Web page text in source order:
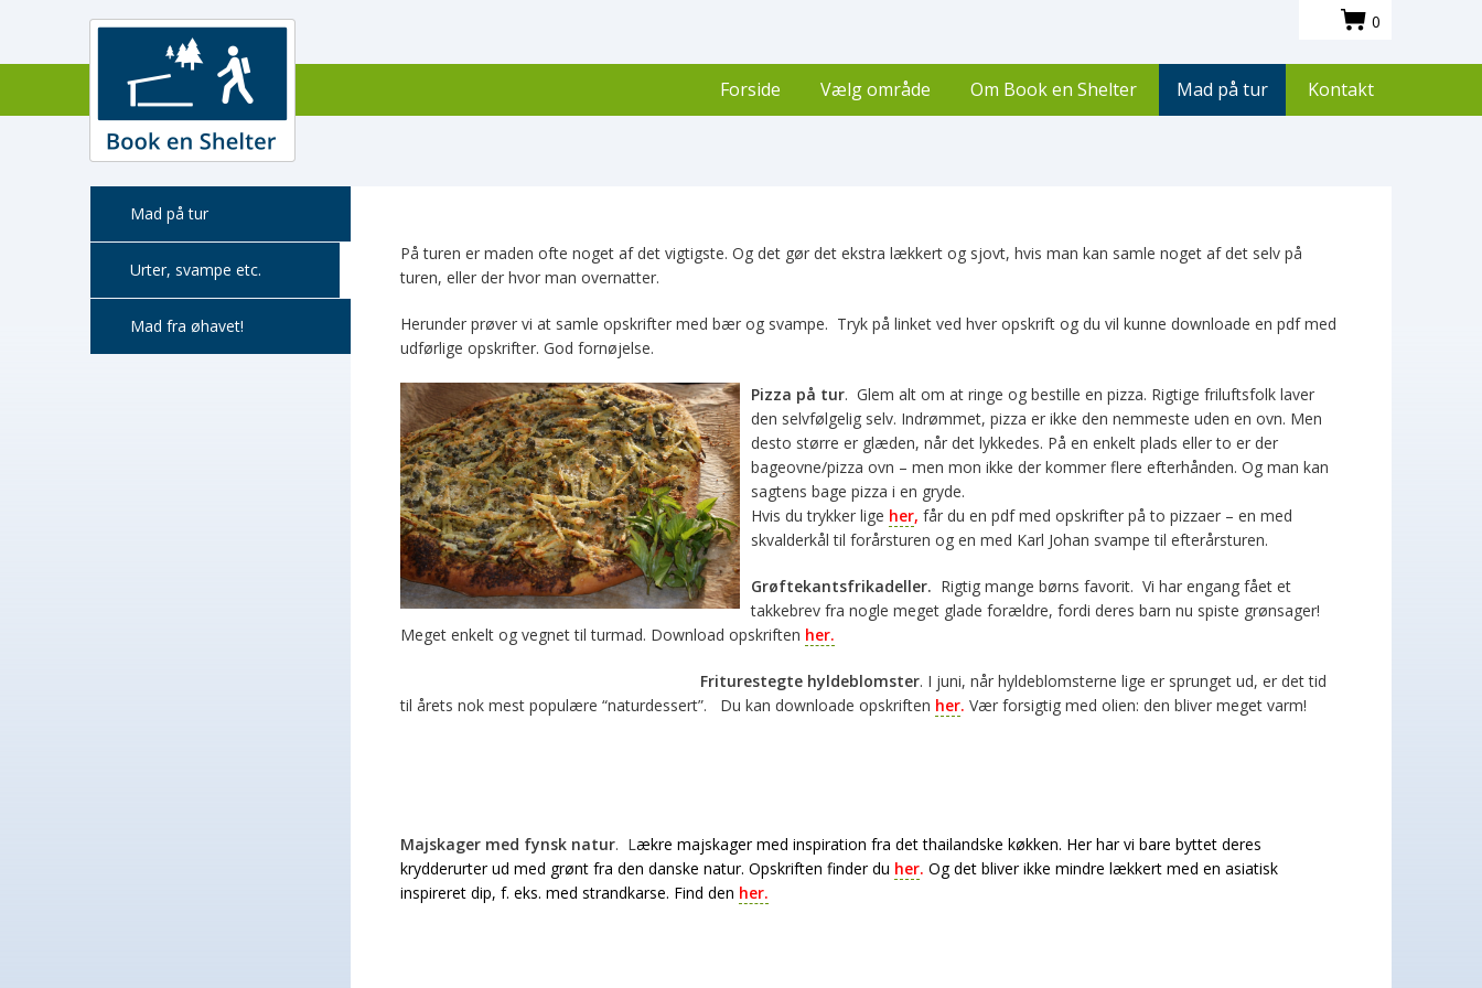
0
Forside Vælg område Om Book en Shelter Mad på tur Kontakt
Mad på tur
Urter, svampe etc.
Mad fra øhavet!
På turen er maden ofte noget af det vigtigste. Og det gør det ekstra lækkert og sjovt, hvis man kan samle noget af det selv på
turen, eller der hvor man overnatter.
Herunder prøver vi at samle opskrifter med bær og svampe. Tryk på linket ved hver opskrift og du vil kunne downloade en pdf med
udførlige opskrifter. God fornøjelse.
Pizza på tur. Glem alt om at ringe og bestille en pizza. Rigtige friluftsfolk laver
den selvfølgelig selv. Indrømmet, pizza er ikke den nemmeste uden en ovn. Men
desto større er glæden, når det lykkedes. På en enkelt plads eller to er der
bageovne/pizza ovn – men mon ikke der kommer flere efterhånden. Og man kan
sagtens bage pizza i en gryde.
Hvis du trykker lige her, får du en pdf med opskrifter på to pizzaer – en med
skvalderkål til forårsturen og en med Karl Johan svampe til efterårsturen.
Grøftekantsfrikadeller. Rigtig mange børns favorit. Vi har engang fået et
takkebrev fra nogle meget glade forældre, fordi deres barn nu spiste grønsager!
Meget enkelt og vegnet til turmad. Download opskriften her.
Friturestegte hyldeblomster. I juni, når hyldeblomsterne lige er sprunget ud, er det tid
til årets nok mest populære “naturdessert”. Du kan downloade opskriften her. Vær forsigtig med olien: den bliver meget varm!
Majskager med fynsk natur. Lækre majskager med inspiration fra det thailandske køkken. Her har vi bare byttet deres
krydderurter ud med grønt fra den danske natur. Opskriften finder du her. Og det bliver ikke mindre lækkert med en asiatisk
inspireret dip, f. eks. med strandkarse. Find den her.